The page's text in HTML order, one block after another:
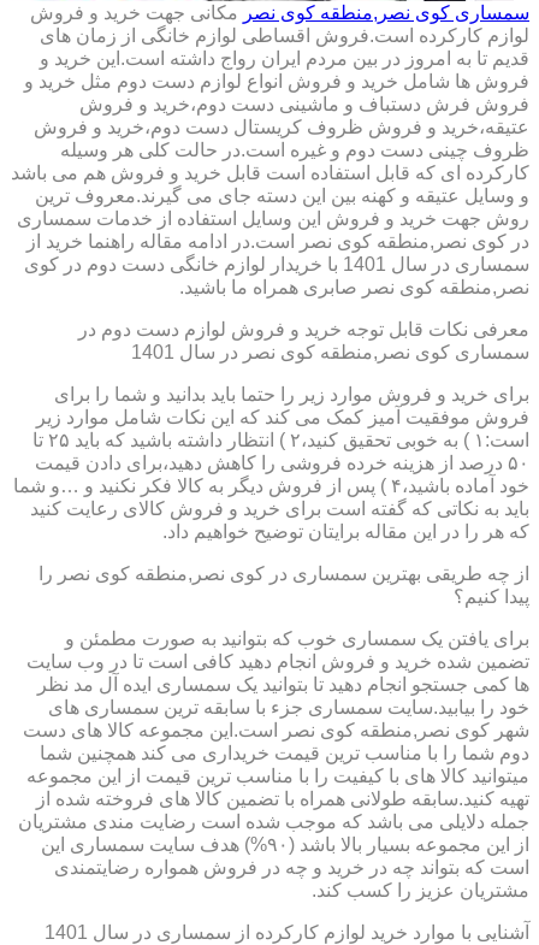
سمساری کوی نصر,منطقه کوی نصر مکانی جهت خرید و فروش
لوازم کارکرده است.فروش اقساطی لوازم خانگی از زمان های
قدیم تا به امروز در بین مردم ایران رواج داشته است.این خرید و
فروش ها شامل خرید و فروش انواع لوازم دست دوم مثل خرید و
فروش فرش دستباف و ماشینی دست دوم،خرید و فروش
عتیقه،خرید و فروش ظروف کریستال دست دوم،خرید و فروش
ظروف چینی دست دوم و غیره است.در حالت کلی هر وسیله
کارکرده ای که قابل استفاده است قابل خرید و فروش هم می باشد
و وسایل عتیقه و کهنه بین این دسته جای می گیرند.معروف ترین
روش جهت خرید و فروش این وسایل استفاده از خدمات سمساری
در کوی نصر,منطقه کوی نصر است.در ادامه مقاله راهنما خرید از
سمساری در سال 1401 با خریدار لوازم خانگی دست دوم در کوی
نصر,منطقه کوی نصر صابری همراه ما باشید.
معرفی نکات قابل توجه خرید و فروش لوازم دست دوم در
سمساری کوی نصر,منطقه کوی نصر در سال 1401
برای خرید و فروش موارد زیر را حتما باید بدانید و شما را برای
فروش موفقیت آمیز کمک می کند که این نکات شامل موارد زیر
است:۱ ) به خوبی تحقیق کنید،۲ ) انتظار داشته باشید که باید ۲۵ تا
۵۰ درصد از هزینه خرده فروشی را کاهش دهید،برای دادن قیمت
خود آماده باشید،۴ ) پس از فروش دیگر به کالا فکر نکنید و …و شما
باید به نکاتی که گفته است برای خرید و فروش کالای رعایت کنید
که هر را در این مقاله برایتان توضیح خواهیم داد.
از چه طریقی بهترین سمساری در کوی نصر,منطقه کوی نصر را
پیدا کنیم؟
برای یافتن یک سمساری خوب که بتوانید به صورت مطمئن و
تضمین شده خرید و فروش انجام دهید کافی است تا در وب سایت
ها کمی جستجو انجام دهید تا بتوانید یک سمساری ایده آل مد نظر
خود را بیابید.سایت سمساری جزء با سابقه ترین سمساری های
شهر کوی نصر,منطقه کوی نصر است.این مجموعه کالا های دست
دوم شما را با مناسب ترین قیمت خریداری می کند همچنین شما
میتوانید کالا های با کیفیت را با مناسب ترین قیمت از این مجموعه
تهیه کنید.سابقه طولانی همراه با تضمین کالا های فروخته شده از
جمله دلایلی می باشد که موجب شده است رضایت مندی مشتریان
از این مجموعه بسیار بالا باشد (۹۰%) هدف سایت سمساری این
است که بتواند چه در خرید و چه در فروش همواره رضایتمندی
مشتریان عزیز را کسب کند.
آشنایی با موارد خرید لوازم کارکرده از سمساری در سال 1401